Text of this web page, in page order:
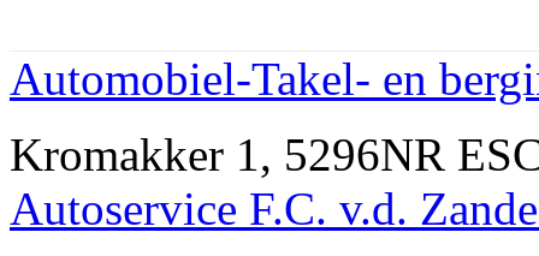
Automobiel-Takel- en
Kromakker 1, 5296NR
Autoservice F.C. v.d.